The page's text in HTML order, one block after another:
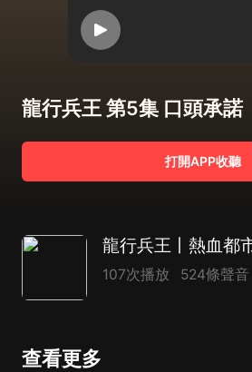
龍行兵王 第5集 口頭承諾
打開APP收聽
107次播放 524條聲音
查看更多